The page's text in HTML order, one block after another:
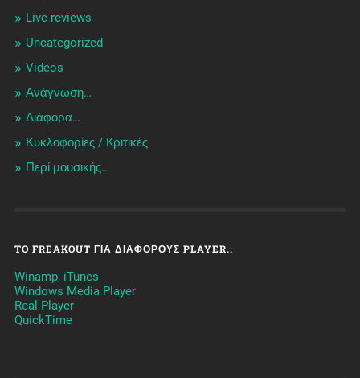
Live reviews
Uncategorized
Videos
Ανάγνωση…
Διάφορα…
Κυκλοφορίες / Kριτικές
Περί μουσικής…
TO FREAKOUT ΓΙΑ ΔΙΆΦΟΡΟΥΣ PLAYER..
Winamp, iTunes
Windows Media Player
Real Player
QuickTime